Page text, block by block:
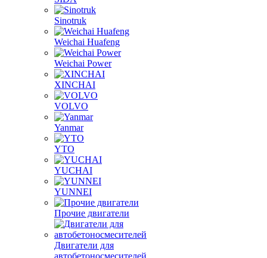
QUANCHAI
SFH/IVECO
Shanghai
SIDA
Sinotruk
Weichai Huafeng
Weichai Power
XINCHAI
VOLVO
Yanmar
YTO
YUCHAI